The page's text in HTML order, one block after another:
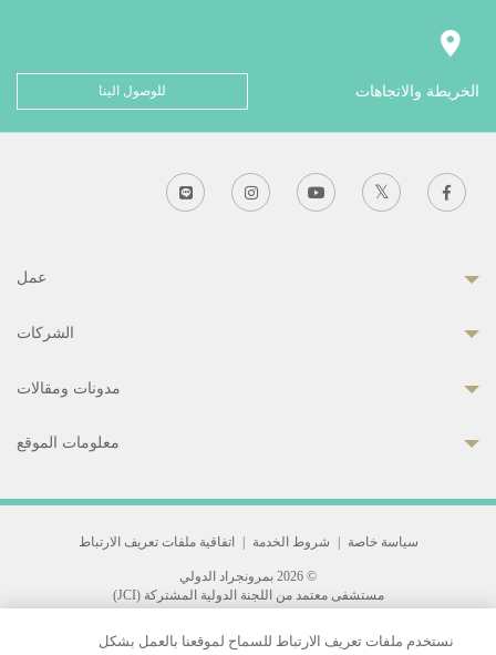
الخريطة والاتجاهات للوصول الينا
عمل
الشركات
مدونات ومقالات
معلومات الموقع
سياسة خاصة شروط الخدمة اتفاقية ملفات تعريف الارتباط
© 2026 بمرونجراد الدولي
مستشفى معتمد من اللجنة الدولية المشتركة (JCI)
33 Sukhumvit 3, Wattana, Bangkok 10110 Thailand.
نستخدم ملفات تعريف الارتباط للسماح لموقعنا بالعمل بشكل